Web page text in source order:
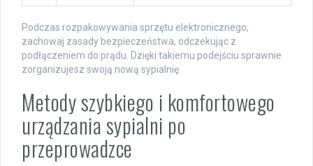
Podczas rozpakowywania sprzętu elektronicznego,
zachowaj zasady bezpieczeństwa, odczekując z
podłączeniem do prądu. Dzięki takiemu podejściu sprawnie
zorganizujesz swoją nową sypialnię.
Metody szybkiego i komfortowego
urządzania sypialni po
przeprowadzce